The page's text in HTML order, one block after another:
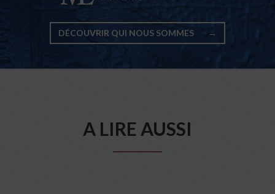
DÉCOUVRIR QUI NOUS SOMMES →
A LIRE AUSSI